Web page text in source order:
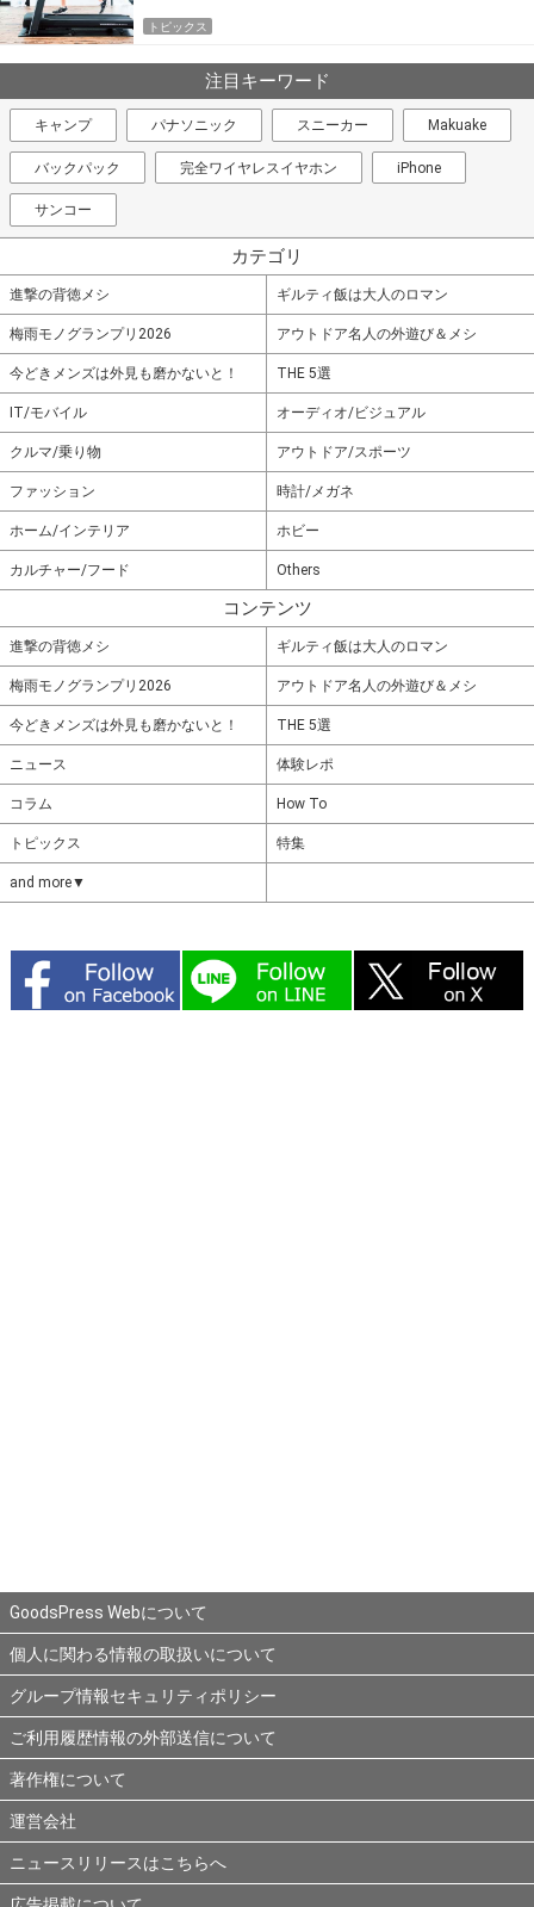
トピックス
注目キーワード
キャンプ パナソニック スニーカー Makuake
バックパック 完全ワイヤレスイヤホン iPhone
サンコー
カテゴリ
進撃の背徳メシ ギルティ飯は大人のロマン
梅雨モノグランプリ2026 アウトドア名人の外遊び＆メシ
今どきメンズは外見も磨かないと！ THE 5選
IT/モバイル オーディオ/ビジュアル
クルマ/乗り物 アウトドア/スポーツ
ファッション 時計/メガネ
ホーム/インテリア ホビー
カルチャー/フード Others
コンテンツ
進撃の背徳メシ ギルティ飯は大人のロマン
梅雨モノグランプリ2026 アウトドア名人の外遊び＆メシ
今どきメンズは外見も磨かないと！ THE 5選
ニュース 体験レポ
コラム How To
トピックス 特集
and more▼
GoodsPress Webについて
個人に関わる情報の取扱いについて
グループ情報セキュリティポリシー
ご利用履歴情報の外部送信について
著作権について
運営会社
ニュースリリースはこちらへ